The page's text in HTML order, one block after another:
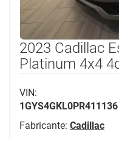
2023 Cadillac
Platinum 4x4
VIN:
1GYS4GKL0PR411136
Fabricante: Cadillac